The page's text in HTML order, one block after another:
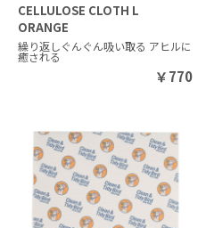
CELLULOSE CLOTH L
ORANGE
繰り返しぐんぐん吸い取る アヒルに
癒される
￥770